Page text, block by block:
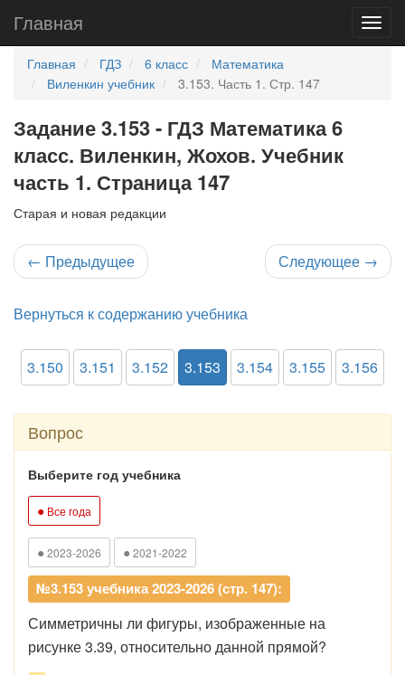
Главная
Главная ГДЗ 6 класс
Математика
Виленкин учебник
3.153. Часть 1. Стр. 147
Задание 3.153 - ГДЗ Математика 6
класс. Виленкин, Жохов. Учебник
часть 1. Страница 147
Старая и новая редакции
← Предыдущее Следующее →
Вернуться к содержанию учебника
3.150 3.151 3.152 3.153 3.154 3.155 3.156
Вопрос
Выберите год учебника
● Все года
● 2023-2026 ● 2021-2022
№3.153 учебника 2023-2026 (стр. 147):
Симметричны ли фигуры, изображенные на
рисунке 3.39, относительно данной прямой?